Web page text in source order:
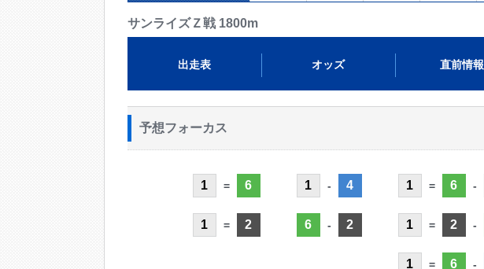
サンライズＺ戦 1800m
出走表 オッズ 直前情報
予想フォーカス
1 = 6
1 = 2
1 - 4
6 - 2
1 = 6 -
1 = 2 -
1 = 6 -